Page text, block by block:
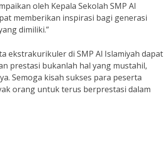
oleh Kepala Sekolah SMP Al
memberikan inspirasi bagi generasi
dimiliki.”
ekstrakurikuler di SMP Al Islamiyah dapat
prestasi bukanlah hal yang mustahil,
Semoga kisah sukses para peserta
orang untuk terus berprestasi dalam